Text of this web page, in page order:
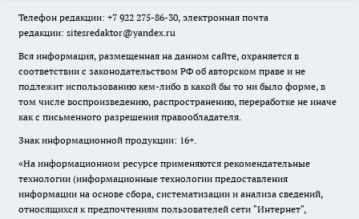
Телефон редакции: +7 922 275-86-30, электронная почта
редакции: sitesredaktor@yandex.ru
Вся информация, размещенная на данном сайте, охраняется в
соответствии с законодательством РФ об авторском праве и не
подлежит использованию кем-либо в какой бы то ни было форме, в
том числе воспроизведению, распространению, переработке не иначе
как с письменного разрешения правообладателя.
Знак информационной продукции: 16+.
«На информационном ресурсе применяются рекомендательные
технологии (информационные технологии предоставления
информации на основе сбора, систематизации и анализа сведений,
относящихся к предпочтениям пользователей сети "Интернет",